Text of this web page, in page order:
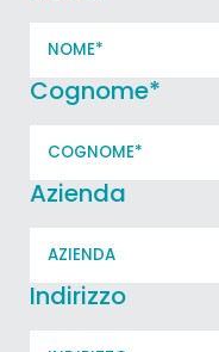
Cognome*
Azienda
Indirizzo